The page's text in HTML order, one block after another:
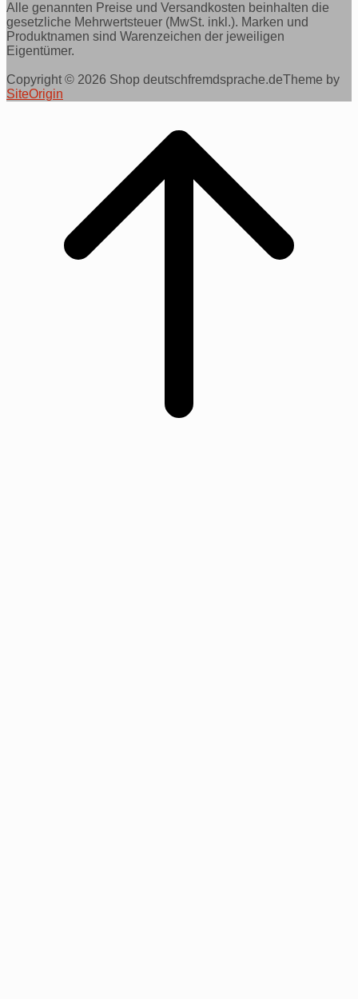
Alle genannten Preise und Versandkosten beinhalten die
gesetzliche Mehrwertsteuer (MwSt. inkl.). Marken und
Produktnamen sind Warenzeichen der jeweiligen
Eigentümer.
Copyright © 2026 Shop deutschfremdsprache.deTheme by
SiteOrigin